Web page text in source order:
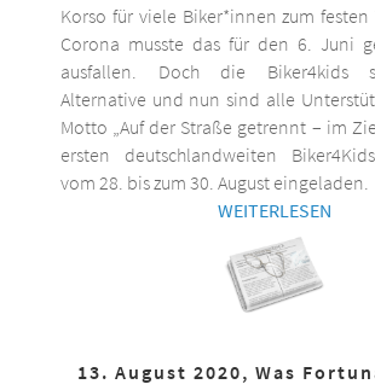
Korso für viele Biker*innen zum festen
Corona musste das für den 6. Juni
ausfallen. Doch die Biker4kids
Alternative und nun sind alle
Motto „Auf der Straße getrennt – im
ersten deutschlandweiten
vom 28. bis zum 30. August eingeladen.
WEITERLESEN
13. August 2020, Was